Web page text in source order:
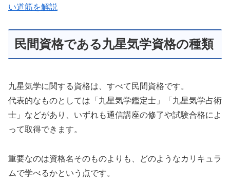
い道筋を解説
民間資格である九星気学資格の種類
九星気学に関する資格は、すべて民間資格です。
代表的なものとしては「九星気学鑑定士」「九星気学占術
士」などがあり、いずれも通信講座の修了や試験合格によ
って取得できます。
重要なのは資格名そのものよりも、どのようなカリキュラ
ムで学べるかという点です。